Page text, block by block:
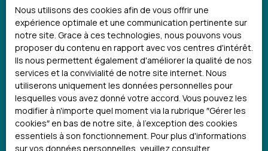
Informations
Notre agence
Nos honoraires
Mentions légales
Politique de confidentialité
Nous utilisons des cookies afin de vous offrir une
expérience optimale et une communication pertinente sur
notre site. Grace à ces technologies, nous pouvons vous
proposer du contenu en rapport avec vos centres d'intérêt.
Ils nous permettent également d'améliorer la qualité de nos
services et la convivialité de notre site internet. Nous
utiliserons uniquement les données personnelles pour
lesquelles vous avez donné votre accord. Vous pouvez les
modifier à n'importe quel moment via la rubrique ″Gérer les
cookies″ en bas de notre site, à l'exception des cookies
essentiels à son fonctionnement. Pour plus d'informations
sur vos données personnelles, veuillez consulter